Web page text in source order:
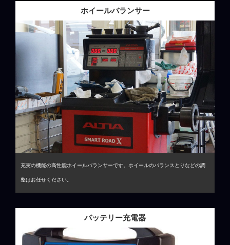
ホイールバランサー
充実の機能の高性能ホイールバランサーです。ホイールのバランスとりなどの調
整はお任せください。
バッテリー充電器